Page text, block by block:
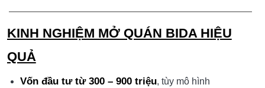
KINH NGHIỆM MỞ QUÁN BIDA HIỆU
QUẢ
Vốn đầu tư từ 300 – 900 triệu, tùy mô hình